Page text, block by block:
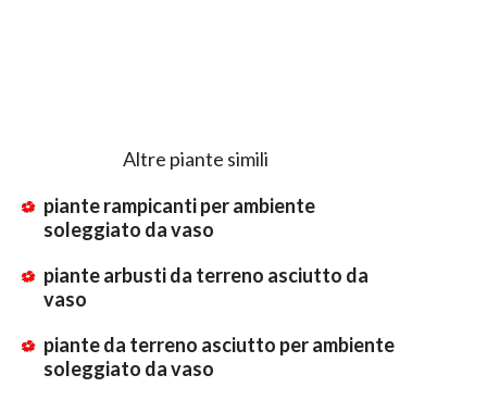
Altre piante simili
piante rampicanti per ambiente
soleggiato da vaso
piante arbusti da terreno asciutto da
vaso
piante da terreno asciutto per ambiente
soleggiato da vaso